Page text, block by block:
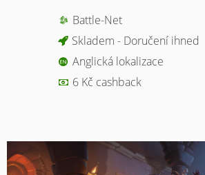
Battle-Net
Skladem - Doručení ihned
Anglická lokalizace
6 Kč cashback